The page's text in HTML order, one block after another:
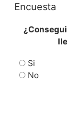
Encuesta
Si
No